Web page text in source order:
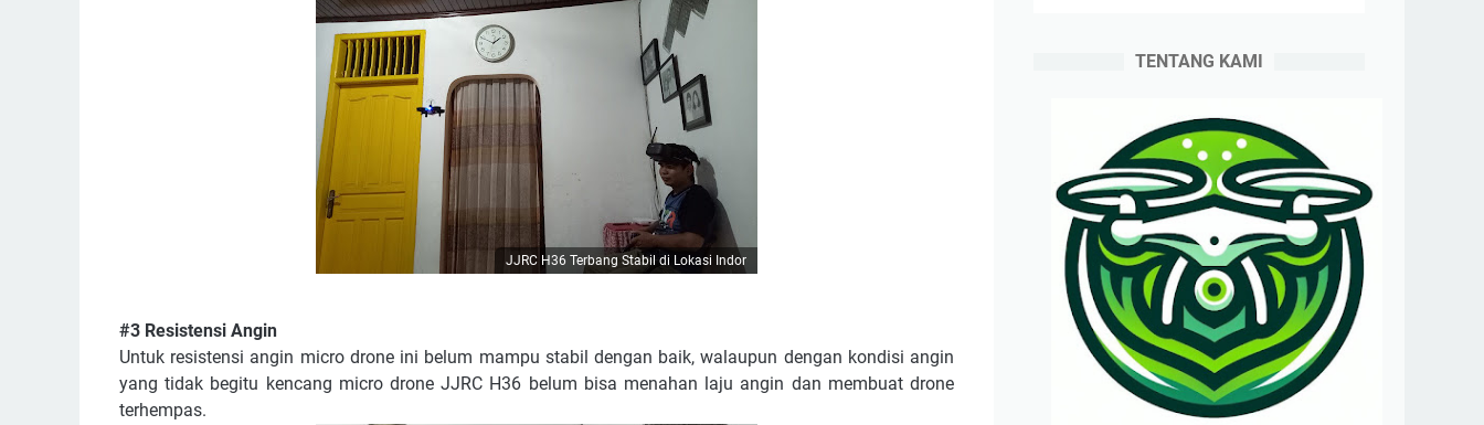
JJRC H36 Terbang Stabil di Lokasi Indor
#3 Resistensi Angin
Untuk resistensi angin micro drone ini belum mampu stabil dengan baik, walaupun dengan kondisi angin
yang tidak begitu kencang micro drone JJRC H36 belum bisa menahan laju angin dan membuat drone
terhempas.
TENTANG KAMI